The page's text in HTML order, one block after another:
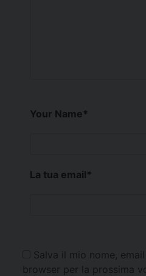
Your Name*
La tua email*
Salva il mio nome,
browser per la prossima